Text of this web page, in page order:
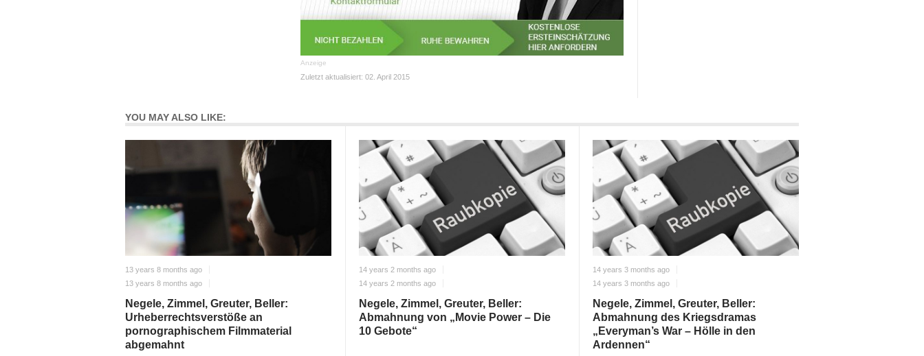
Anzeige
Zuletzt aktualisiert: 02. April 2015
YOU MAY ALSO LIKE:
13 years 8 months ago
13 years 8 months ago
Negele, Zimmel, Greuter, Beller:
Urheberrechtsverstöße an
pornographischem Filmmaterial
abgemahnt
14 years 2 months ago
14 years 2 months ago
Negele, Zimmel, Greuter, Beller:
Abmahnung von „Movie Power – Die
10 Gebote“
14 years 3 months ago
14 years 3 months ago
Negele, Zimmel, Greuter, Beller:
Abmahnung des Kriegsdramas
„Everyman’s War – Hölle in den
Ardennen“